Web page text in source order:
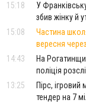
15:18
У
збив жінку й
15:08
Частина
вересня
14:43
На
поліція
13:25
Пірс, ігровий
тендер на 7